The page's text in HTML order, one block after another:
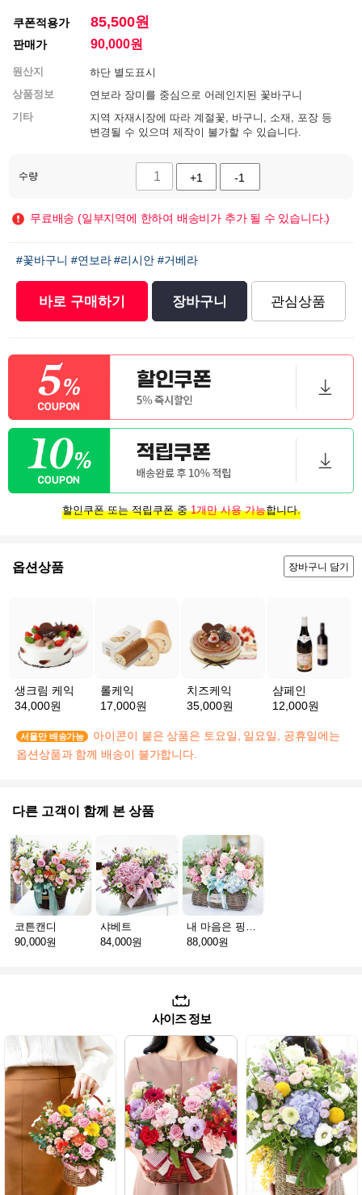
쿠폰적용가 85,500원
판매가 90,000원
원산지
하단 별도표시
상품정보
연보라 장미를 중심으로 어레인지된 꽃바구니
기타
지역 자재시장에 따라 계절꽃, 바구니, 소재, 포장 등
변경될 수 있으며 제작이 불가할 수 있습니다.
수량 +1 -1
무료배송 (일부지역에 한하여 배송비가 추가 될 수 있습니다.)
#꽃바구니 #연보라 #리시안 #거베라
바로 구매하기 장바구니 관심상품
할인쿠폰 또는 적립쿠폰 중1개만 사용 가능합니다.
옵션상품 장바구니 담기
생크림 케익
34,000원
롤케익
17,000원
치즈케익
35,000원
샴페인
12,000원
서울만 배송가능
아이콘이 붙은 상품은 토요일, 일요일, 공휴일에는
옵션상품과 함께 배송이 불가합니다.
다른 고객이 함께 본 상품
코튼캔디
90,000원
샤베트
84,000원
내 마음은 핑크빛
88,000원
사이즈 정보